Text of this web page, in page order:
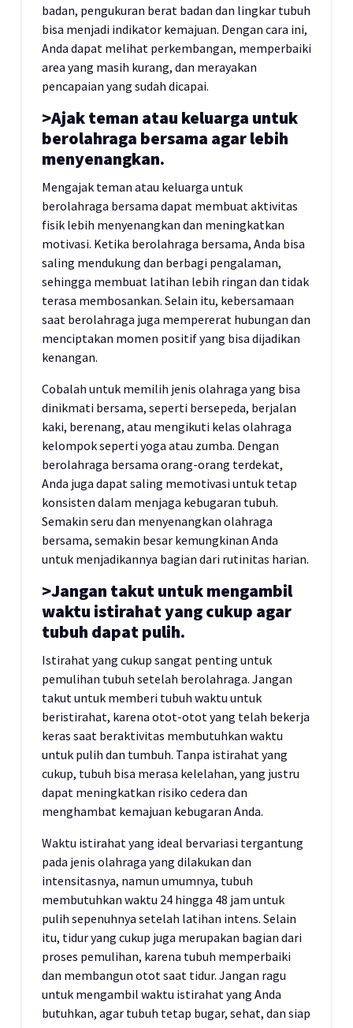
badan, pengukuran berat badan dan lingkar tubuh
bisa menjadi indikator kemajuan. Dengan cara ini,
Anda dapat melihat perkembangan, memperbaiki
area yang masih kurang, dan merayakan
pencapaian yang sudah dicapai.
>Ajak teman atau keluarga untuk
berolahraga bersama agar lebih
menyenangkan.
Mengajak teman atau keluarga untuk
berolahraga bersama dapat membuat aktivitas
fisik lebih menyenangkan dan meningkatkan
motivasi. Ketika berolahraga bersama, Anda bisa
saling mendukung dan berbagi pengalaman,
sehingga membuat latihan lebih ringan dan tidak
terasa membosankan. Selain itu, kebersamaan
saat berolahraga juga mempererat hubungan dan
menciptakan momen positif yang bisa dijadikan
kenangan.
Cobalah untuk memilih jenis olahraga yang bisa
dinikmati bersama, seperti bersepeda, berjalan
kaki, berenang, atau mengikuti kelas olahraga
kelompok seperti yoga atau zumba. Dengan
berolahraga bersama orang-orang terdekat,
Anda juga dapat saling memotivasi untuk tetap
konsisten dalam menjaga kebugaran tubuh.
Semakin seru dan menyenangkan olahraga
bersama, semakin besar kemungkinan Anda
untuk menjadikannya bagian dari rutinitas harian.
>Jangan takut untuk mengambil
waktu istirahat yang cukup agar
tubuh dapat pulih.
Istirahat yang cukup sangat penting untuk
pemulihan tubuh setelah berolahraga. Jangan
takut untuk memberi tubuh waktu untuk
beristirahat, karena otot-otot yang telah bekerja
keras saat beraktivitas membutuhkan waktu
untuk pulih dan tumbuh. Tanpa istirahat yang
cukup, tubuh bisa merasa kelelahan, yang justru
dapat meningkatkan risiko cedera dan
menghambat kemajuan kebugaran Anda.
Waktu istirahat yang ideal bervariasi tergantung
pada jenis olahraga yang dilakukan dan
intensitasnya, namun umumnya, tubuh
membutuhkan waktu 24 hingga 48 jam untuk
pulih sepenuhnya setelah latihan intens. Selain
itu, tidur yang cukup juga merupakan bagian dari
proses pemulihan, karena tubuh memperbaiki
dan membangun otot saat tidur. Jangan ragu
untuk mengambil waktu istirahat yang Anda
butuhkan, agar tubuh tetap bugar, sehat, dan siap